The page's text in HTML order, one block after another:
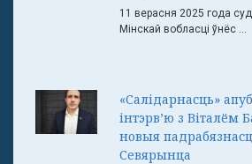
11 верасня 2025 года
Мінскай вобласці ўнёс ...
«Салідарнасць»
інтэрв’ю з Віталём
новыя
Севярынца